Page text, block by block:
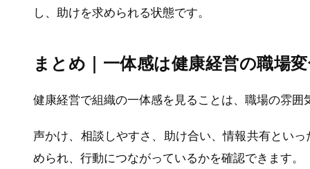
し、助けを求められる状態です。
まとめ｜一体感は健康経営の職場
健康経営で組織の一体感を見ることは、職場の雰
声かけ、相談しやすさ、助け合い、情報共有とい
められ、行動につながっているかを確認できます。